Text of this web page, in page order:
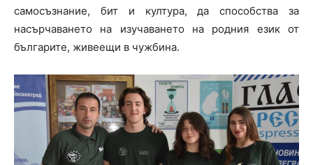
самосъзнание, бит и култура, да способства за
насърчаването на изучаването на родния език от
българите, живеещи в чужбина.